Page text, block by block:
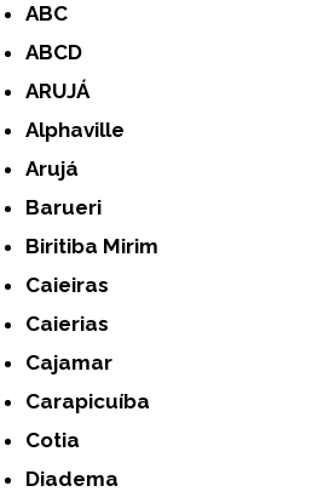
ABC
ABCD
ARUJÁ
Alphaville
Arujá
Barueri
Biritiba Mirim
Caieiras
Caierias
Cajamar
Carapicuíba
Cotia
Diadema